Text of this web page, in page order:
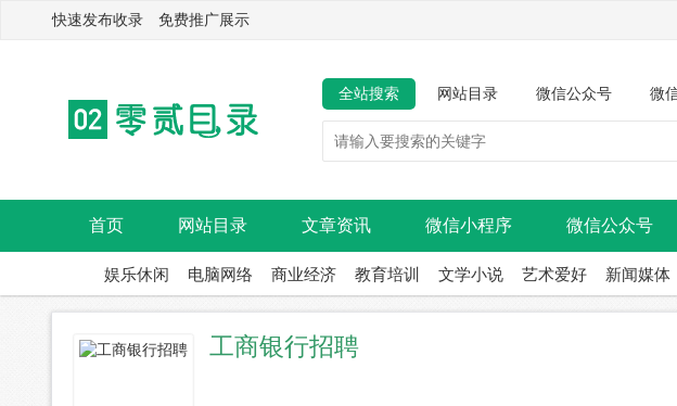
快速发布收录 免费推广展示
全站搜索 网站目录 微信公众号 微
首页 网站目录 文章资讯 微信小程序 微信公众号
娱乐休闲 电脑网络 商业经济 教育培训 文学小说 艺术爱好 新闻媒体
工商银行招聘